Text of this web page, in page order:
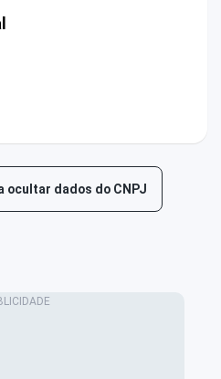
ocultar dados do CNPJ